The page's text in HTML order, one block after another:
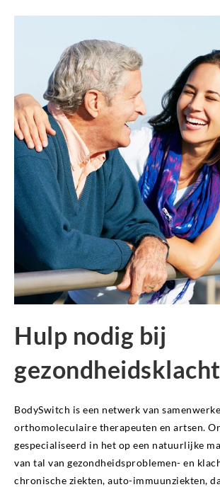
Hulp nodig bij
BodySwitch is een netwerk van
orthomoleculaire therapeuten en artsen.
gespecialiseerd in het op een natuurlijke
van tal van gezondheidsproblemen- en
chronische ziekten, auto-immuunziekten,